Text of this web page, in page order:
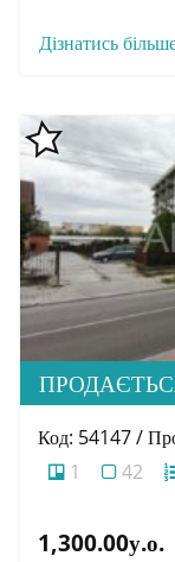
Дізнатись
Код: 54147 /
1
42
1,300.00у.о.